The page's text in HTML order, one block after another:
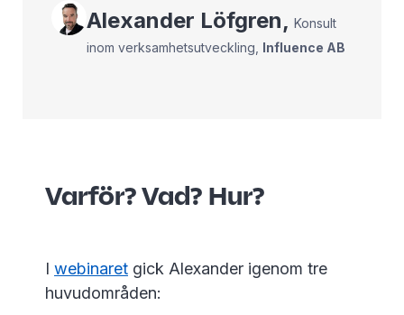
Alexander Löfgren, Konsult
inom verksamhetsutveckling Influence AB
Varför? Vad? Hur?
I webinaret gick Alexander igenom tre
huvudområden: